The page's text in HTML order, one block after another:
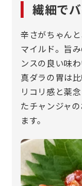
繊細で
辛さがちゃん
マイルド。旨
ンスの良い味わ
真ダラの胃は
リコリ感と薬
たチャンジャ
ます。